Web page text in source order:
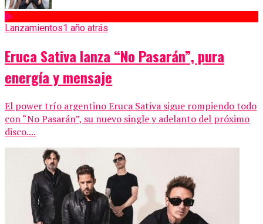
Lanzamientos1 año atrás
Eruca Sativa lanza “No Pasarán”, pura
energía y mensaje
El power trío argentino Eruca Sativa sigue rompiendo todo
con “No Pasarán”, su nuevo single y adelanto del próximo
disco....